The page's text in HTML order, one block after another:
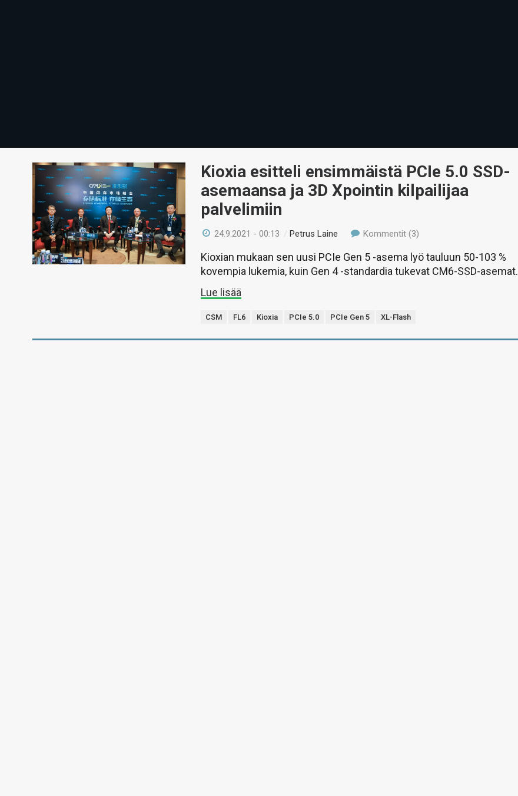
Kioxia esitteli ensimmäistä PCIe 5.0 SSD-
asemaansa ja 3D Xpointin kilpailijaa
palvelimiin
24.9.2021 - 00:13 /Petrus Laine Kommentit (3)
Kioxian mukaan sen uusi PCIe Gen 5 -asema lyö tauluun 50-103 %
kovempia lukemia, kuin Gen 4 -standardia tukevat CM6-SSD-asemat.
Lue lisää
CSM FL6 Kioxia PCIe 5.0 PCIe Gen 5 XL-Flash